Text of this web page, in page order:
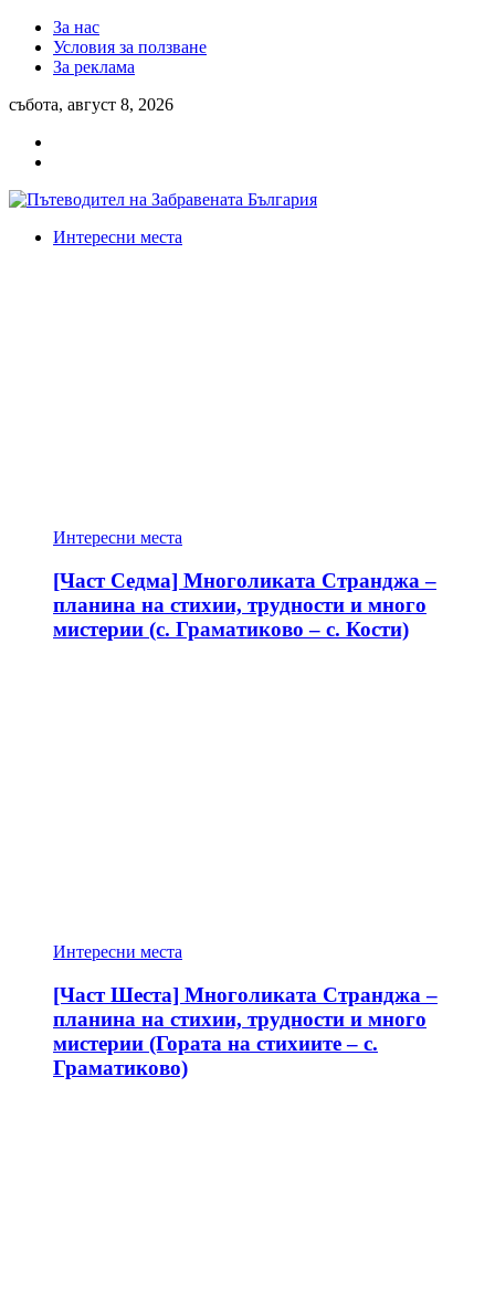
За нас
Условия за ползване
За реклама
събота, август 8, 2026
Интересни места
Интересни места
[Част Седма] Многоликата Странджа –
планина на стихии, трудности и много
мистерии (с. Граматиково – с. Кости)
Интересни места
[Част Шеста] Многоликата Странджа –
планина на стихии, трудности и много
мистерии (Гората на стихиите – с.
Граматиково)